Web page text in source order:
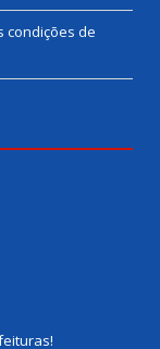
condições de
!